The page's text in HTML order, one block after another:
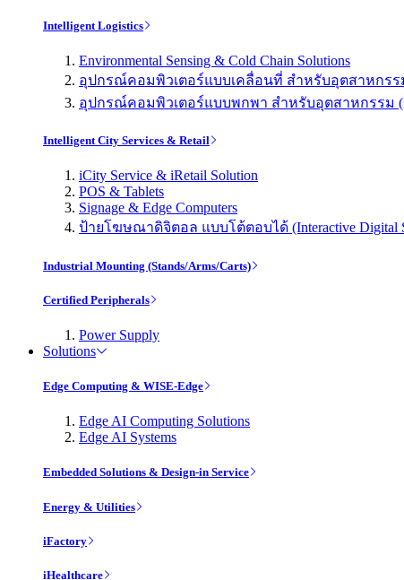
Intelligent Logistics
Environmental Sensing & Cold Chain Solutions
อุปกรณ์คอมพิวเตอร์แบบเคลื่อนที่ สำหรับอุตสาหกรรม
อุปกรณ์คอมพิวเตอร์แบบพกพา สำหรับอุตสาหกรรม
Intelligent City Services & Retail
iCity Service & iRetail Solution
POS & Tablets
Signage & Edge Computers
ป้ายโฆษณาดิจิตอล แบบโต้ตอบได้ (Interactive Digital
Industrial Mounting (Stands/Arms/Carts)
Certified Peripherals
Power Supply
Solutions
Edge Computing & WISE-Edge
Edge AI Computing Solutions
Edge AI Systems
Embedded Solutions & Design-in Service
Energy & Utilities
iFactory
iHealthcare